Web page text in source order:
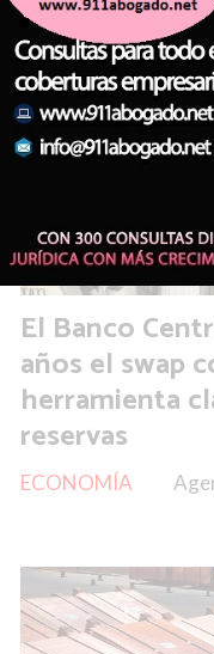
El Banco
años el swap
herramienta
reservas
ECONOMÍA